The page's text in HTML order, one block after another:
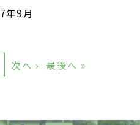
年9月
次へ › 最後へ »